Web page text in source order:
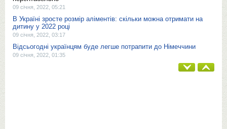
09 січня, 2022, 05:21
В Україні зросте розмір аліментів: скільки можна отримати на
дитину у 2022 році
09 січня, 2022, 03:17
Відсьогодні українцям буде легше потрапити до Німеччини
09 січня, 2022, 01:35